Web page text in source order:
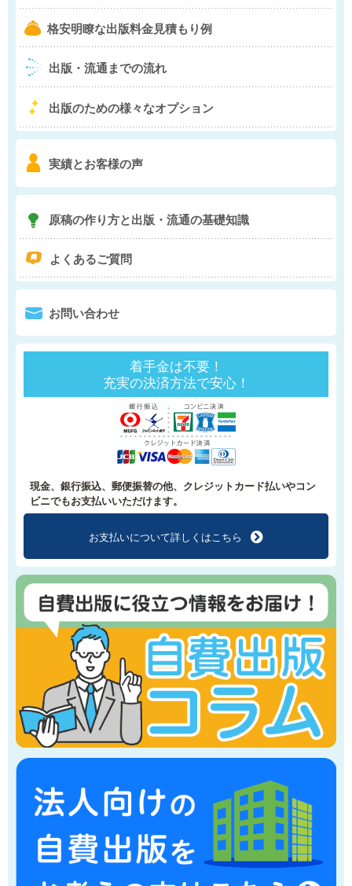
b 格安明瞭な出版料金見積もり例
4 出版・流通までの流れ
5 出版のための様々なオプション
6 実績とお客様の声
7 原稿の作り方と出版・流通の基礎知識
q よくあるご質問
0 お問い合わせ
着手金は不要！
充実の決済方法で安心！
現金、銀行振込、郵便振替の他、クレジットカード払いやコン
ビニでもお支払いいただけます。
お支払いについて詳しくはこちら f